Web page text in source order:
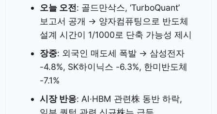
오늘 오전: 골드만삭스, ‘TurboQuant’
보고서 공개 → 양자컴퓨팅으로 반도체
설계 시간이 1/1000로 단축 가능성 제시
장중: 외국인 매도세 폭발 → 삼성전자
-4.8%, SK하이닉스 -6.3%, 한미반도체
-7.1%
시장 반응: AI·HBM 관련株 동반 하락,